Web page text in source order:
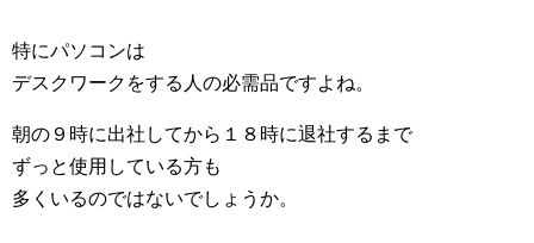
特にパソコンは
デスクワークをする人の必需品ですよね。
朝の９時に出社してから１８時に退社するまで
ずっと使用している方も
多くいるのではないでしょうか。